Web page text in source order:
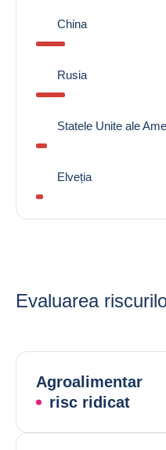
China
Rusia
Statele Unite ale
Elveția
Evaluarea
Agroalimentar
risc ridicat